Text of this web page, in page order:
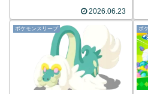
TENTIALの限定パジャマ
が可愛すぎる」
2026.06.23
ポケモンスリープ ポ